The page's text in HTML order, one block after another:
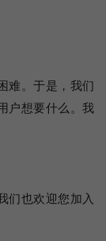
难。于是，我们
户想要什么。我
们也欢迎您加入